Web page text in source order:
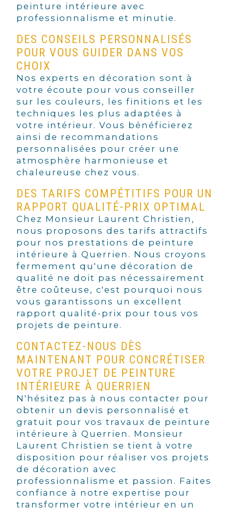
peinture intérieure avec
professionnalisme et minutie.
DES CONSEILS PERSONNALISÉS
POUR VOUS GUIDER DANS VOS
CHOIX
Nos experts en décoration sont à
votre écoute pour vous conseiller
sur les couleurs, les finitions et les
techniques les plus adaptées à
votre intérieur. Vous bénéficierez
ainsi de recommandations
personnalisées pour créer une
atmosphère harmonieuse et
chaleureuse chez vous.
DES TARIFS COMPÉTITIFS POUR UN
RAPPORT QUALITÉ-PRIX OPTIMAL
Chez Monsieur Laurent Christien,
nous proposons des tarifs attractifs
pour nos prestations de peinture
intérieure à Querrien. Nous croyons
fermement qu'une décoration de
qualité ne doit pas nécessairement
être coûteuse, c'est pourquoi nous
vous garantissons un excellent
rapport qualité-prix pour tous vos
projets de peinture.
CONTACTEZ-NOUS DÈS
MAINTENANT POUR CONCRÉTISER
VOTRE PROJET DE PEINTURE
INTÉRIEURE À QUERRIEN
N'hésitez pas à nous contacter pour
obtenir un devis personnalisé et
gratuit pour vos travaux de peinture
intérieure à Querrien. Monsieur
Laurent Christien se tient à votre
disposition pour réaliser vos projets
de décoration avec
professionnalisme et passion. Faites
confiance à notre expertise pour
transformer votre intérieur en un